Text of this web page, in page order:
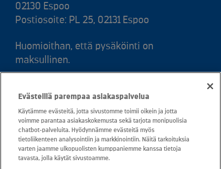
02130 Espoo
Postiosoite: PL 25, 02131 Espoo
Huomioithan, että pysäköinti on
maksullinen.
snt/puhelu + 16,69 snt/min)
Asiakaspalvelu: 0800 30880
avoinna arkisin ma - pe klo 8-16
sähköposti:
Evästeillä parempaa asiakaspalvelua
Käytämme evästeitä, jotta sivustomme toimii oikein ja jotta
voimme parantaa asiakaskokemusta sekä tarjota monipuolisia
chatbot-palveluita. Hyödynnämme evästeitä myös
tietoliikenteen analysointiin ja markkinointiin. Näitä tarkoituksia
varten jaamme ulkopuolisten kumppaniemme kanssa tietoja
tavasta, jolla käytät sivustoamme.